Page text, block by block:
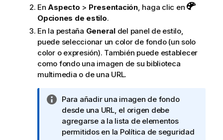
EnAspecto > Presentación, haga clic en
Opciones de estilo.
En la pestaña Generaldel panel de estilo,
puede seleccionar un color de fondo (un solo
color o expresión). También puede establecer
como fondo una imagen de su biblioteca
multimedia o de una URL.
N
o
t
a
Para añadir una imagen de fondo
desde una URL, el origen debe
agregarse a la lista de elementos
permitidos en la Política de seguridad